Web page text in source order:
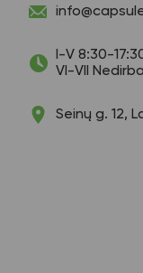
I-V 8:30-
VI-VII
Seinų g. 12,